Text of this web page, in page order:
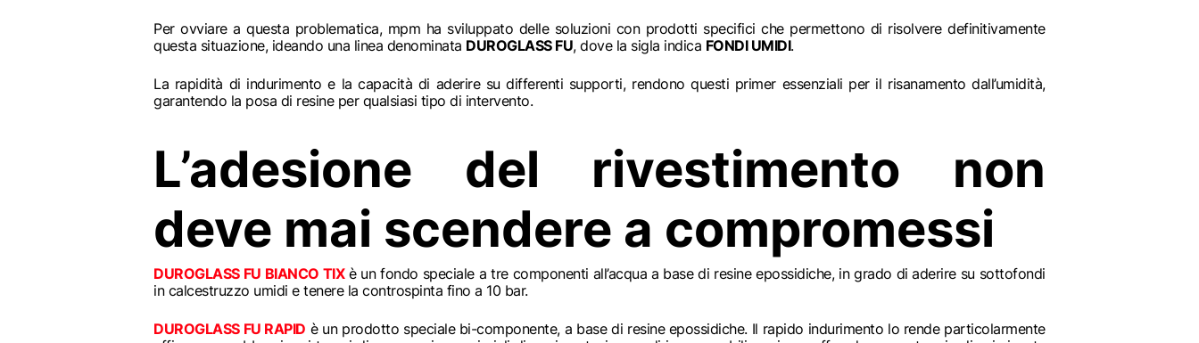
Per ovviare a questa problematica, mpm ha sviluppato delle soluzioni con prodotti specifici che permettono di risolvere definitivamente
questa situazione, ideando una linea denominata DUROGLASS FU, dove la sigla indica FONDI UMIDI.
La rapidità di indurimento e la capacità di aderire su differenti supporti, rendono questi primer essenziali per il risanamento dall’umidità,
garantendo la posa di resine per qualsiasi tipo di intervento.
L’adesione del rivestimento non
deve mai scendere a compromessi
DUROGLASS FU BIANCO TIXè un fondo speciale a tre componenti all’acqua a base di resine epossidiche, in grado di aderire su sottofondi
in calcestruzzo umidi e tenere la controspinta fino a 10 bar.
DUROGLASS FU RAPID è un prodotto speciale bi-componente, a base di resine epossidiche. Il rapido indurimento lo rende particolarmente